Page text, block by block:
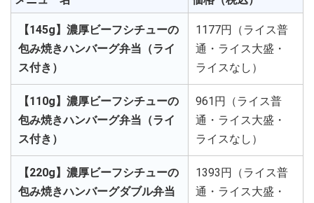
【145g】濃厚ビーフシチューの
包み焼きハンバーグ弁当（ライ
ス付き）
1177円（ライス普
通・ライス大盛・
ライスなし）
【110g】濃厚ビーフシチューの
包み焼きハンバーグ弁当（ライ
ス付き）
961円（ライス普
通・ライス大盛・
ライスなし）
【220g】濃厚ビーフシチューの
包み焼きハンバーグダブル弁当
1393円（ライス普
通・ライス大盛・